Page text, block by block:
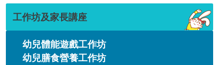
工作坊及家長講座
幼兒體能遊戲工作坊
幼兒膳食營養工作坊